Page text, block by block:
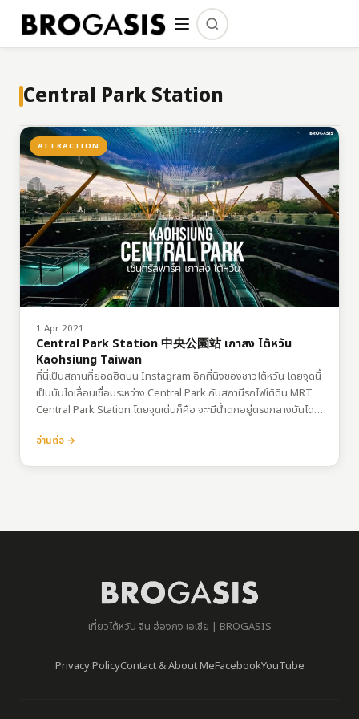
Central Park Station
ATTRACTION
1 Apr 2021
Central Park Station 中央公園站 เกาสง ไต้หวัน
Kaohsiung Taiwan
ที่นี่เป็นสถานที่ยอดฮิตบน Instagram อีกที่นึงของชาวไต้หวัน โดยจุดนี้
เป็นบันไดเลื่อนเชื่อมระหว่าง Central Park กับสถานีรถไฟใต้ดิน MRT
Central Park Station โดยจุดเด่นก็คือ จะะมีน้ำตกอยู่ตรงกลางบันได
เลื่อน การเดินทางพิกัด :
https://goo.gl/maps/Fvsr5tYRGqzepywo9MRT Central Park
อ่านต่อ →
เที่ยวไต้หวัน จีน ฮ่องกง เอเชีย | BROGASIS
Privacy PolicyContact & About MeFacebookYouTube